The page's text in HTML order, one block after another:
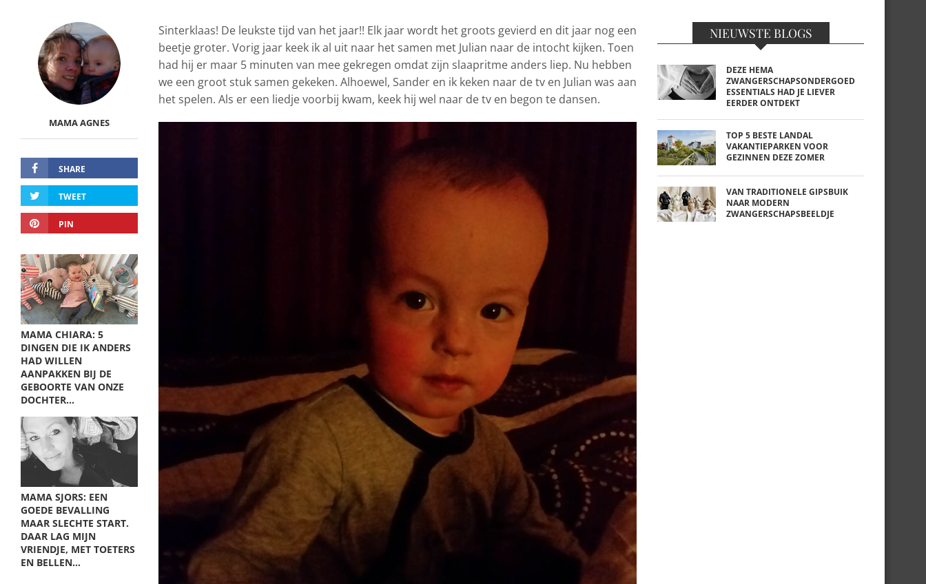
MAMA AGNES
SHARE
TWEET
PIN
MAMA CHIARA: 5
DINGEN DIE IK ANDERS
HAD WILLEN
AANPAKKEN BIJ DE
GEBOORTE VAN ONZE
DOCHTER…
MAMA SJORS: EEN
GOEDE BEVALLING
MAAR SLECHTE START.
DAAR LAG MIJN
VRIENDJE, MET TOETERS
EN BELLEN…
Sinterklaas! De leukste tijd van het jaar!! Elk jaarwordt het groots gevierd en dit jaar nog een
beetje groter. Vorig jaar keek ik al uit naar het samen met Julian naar de intocht kijken. Toen
had hij er maar 5 minuten van mee gekregen omdat zijn slaapritme anders liep. Nu hebben
we een groot stuk samen gekeken. Alhoewel, Sander en ik keken naar de tv en Julian was aan
het spelen. Als er een liedje voorbij kwam, keek hij wel naar de tv en begon te dansen.
NIEUWSTE BLOGS
DEZE HEMA
ZWANGERSCHAPSONDERGOED
ESSENTIALS HAD JE LIEVER
EERDER ONTDEKT
TOP 5 BESTE LANDAL
VAKANTIEPARKEN VOOR
GEZINNEN DEZE ZOMER
VAN TRADITIONELE GIPSBUIK
NAAR MODERN
ZWANGERSCHAPSBEELDJE